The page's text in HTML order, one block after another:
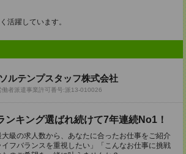
活躍しています。
ルテンプスタッフ株式会社
働者派遣事業許可番号:派13-010026
ンキング選ばれ続けて7年連続No1！
級の求人数から、あなたに合ったお仕事をご紹介
フバランスを重視したい」「こんなお仕事に挑戦